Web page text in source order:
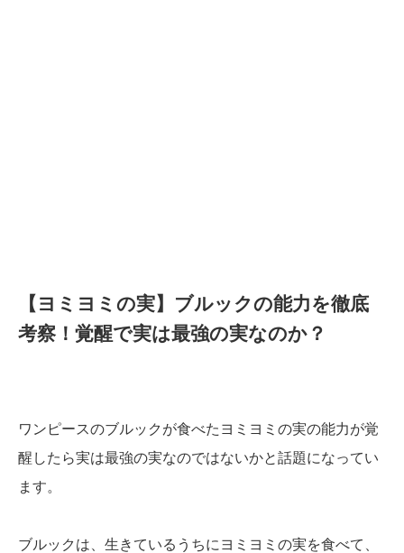
【ヨミヨミの実】ブルックの能力を徹底
考察！覚醒で実は最強の実なのか？
ワンピースのブルックが食べたヨミヨミの実の能力が覚
醒したら実は最強の実なのではないかと話題になってい
ます。
ブルックは、生きているうちにヨミヨミの実を食べて、